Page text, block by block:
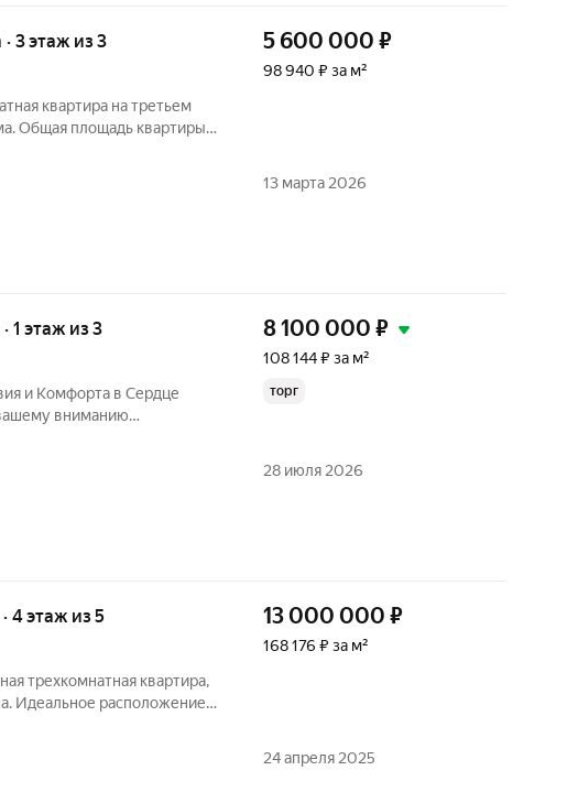
3 этаж из 3
квартира на третьем
Общая площадь квартиры
во двор, балкон
5 600 000 ₽
98 940 ₽ за м²
13 марта 2026
1 этаж из 3
и Комфорта в Сердце
вниманию
кирпичном доме
8 100 000 ₽
108 144 ₽ за м²
торг
28 июля 2026
4 этаж из 5
трехкомнатная квартира,
Идеальное расположение
Молодежи, школы 36, 44,
13 000 000 ₽
168 176 ₽ за м²
24 апреля 2025